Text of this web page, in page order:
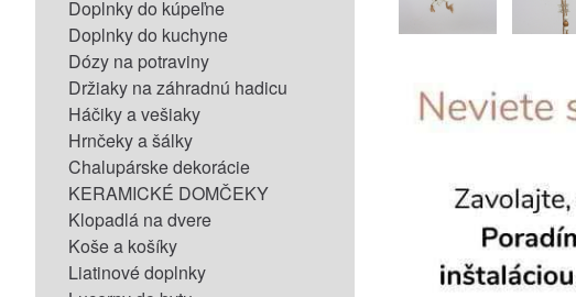
Doplnky do kúpeľne
Doplnky do kuchyne
Dózy na potraviny
Držiaky na záhradnú hadicu
Háčiky a vešiaky
Hrnčeky a šálky
Chalupárske dekorácie
KERAMICKÉ DOMČEKY
Klopadlá na dvere
Koše a košíky
Liatinové doplnky